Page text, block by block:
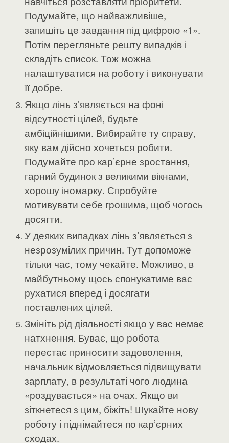
Подумайте, що найважливіше,
запишіть це завдання під цифрою «1».
Потім перегляньте решту випадків і
складіть список. Тож можна
налаштуватися на роботу і виконувати
її добре.
Якщо лінь з’являється на фоні
відсутності цілей, будьте
амбіційнішими. Вибирайте ту справу,
яку вам дійсно хочеться робити.
Подумайте про кар’єрне зростання,
гарний будинок з великими вікнами,
хорошу іномарку. Спробуйте
мотивувати себе грошима, щоб чогось
досягти.
У деяких випадках лінь з’являється з
незрозумілих причин. Тут допоможе
тільки час, тому чекайте. Можливо, в
майбутньому щось спонукатиме вас
рухатися вперед і досягати
поставлених цілей.
Змініть рід діяльності якщо у вас немає
натхнення. Буває, що робота
перестає приносити задоволення,
начальник відмовляється підвищувати
зарплату, в результаті чого людина
«роздувається» на очах. Якщо ви
зіткнетеся з цим, біжіть! Шукайте нову
роботу і піднімайтеся по кар’єрних
сходах.